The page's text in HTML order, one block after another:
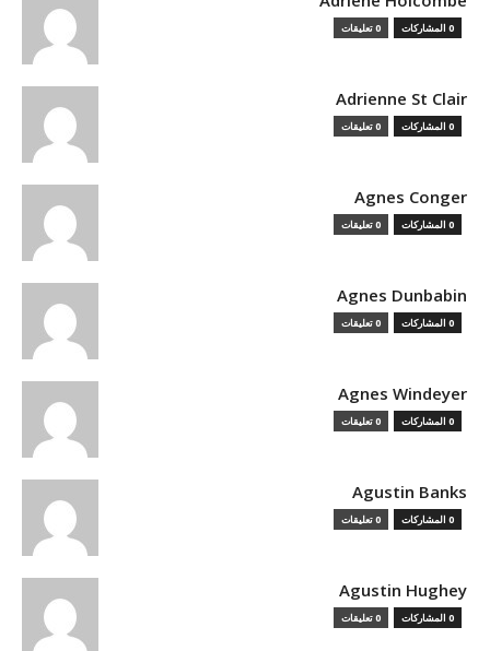
0 المشاركات 0 تعليقات
Adrienne St Clair
0 المشاركات 0 تعليقات
Agnes Conger
0 المشاركات 0 تعليقات
Agnes Dunbabin
0 المشاركات 0 تعليقات
Agnes Windeyer
0 المشاركات 0 تعليقات
Agustin Banks
0 المشاركات 0 تعليقات
Agustin Hughey
0 المشاركات 0 تعليقات